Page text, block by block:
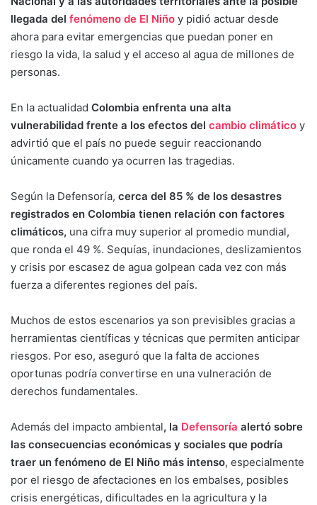
llegada del fenómeno de El Niño y pidió actuar desde
ahora para evitar emergencias que puedan poner en
riesgo la vida, la salud y el acceso al agua de millones de
personas.
En la actualidad Colombia enfrenta una alta
vulnerabilidad frente a los efectos del cambio climático y
advirtió que el país no puede seguir reaccionando
únicamente cuando ya ocurren las tragedias.
Según la Defensoría, cerca del 85 % de los desastres
registrados en Colombia tienen relación con factores
climáticos, una cifra muy superior al promedio mundial,
que ronda el 49 %. Sequías, inundaciones, deslizamientos
y crisis por escasez de agua golpean cada vez con más
fuerza a diferentes regiones del país.
Muchos de estos escenarios ya son previsibles gracias a
herramientas científicas y técnicas que permiten anticipar
riesgos. Por eso, aseguró que la falta de acciones
oportunas podría convertirse en una vulneración de
derechos fundamentales.
Además del impacto ambiental, la Defensoría alertó sobre
las consecuencias económicas y sociales que podría
traer un fenómeno de El Niño más intenso, especialmente
por el riesgo de afectaciones en los embalses, posibles
crisis energéticas, dificultades en la agricultura y la